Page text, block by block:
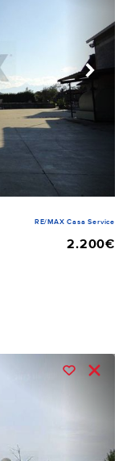
RE/MAX Casa Service
2.200€